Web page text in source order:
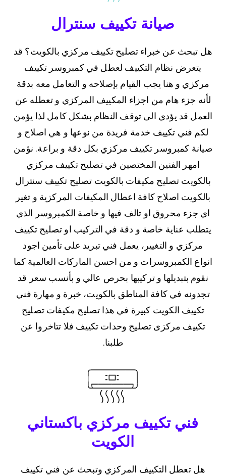
صيانة تكييف سنترال
هل تبحث عن خبراء تصليح تكييف مركزي بالكويت؟ قد
يتعرض نظام التكييف لعطل في كمبروسر تكييف
مركزي و هنا يجب القيام بإصلاحه و التعامل معه بدقة
لأنه جزء هام من اجزاء المكييف المركزي و تعطله عن
العمل قد يؤدي الى توقف النظام بشكل كامل لذا يؤمن
لكم فني تكييف خدمة فريدة من نوعها و هي اصلاح و
صيانة كمبروسر تكييف مركزي بكل دقة و براعة. نؤمن
امهر الفنين المختصين في تصليح تكييف مركزي
بالكويت تصليح مكيفات بالكويت تصليح تكييف سنترال
بالكويت اصلاح كافة اعطال المكيفات المركزية و تغير
اي جزء محروق او تالف فيها و خاصة الكمبروسر الذي
يتطلب عناية خاصة و دقة في التركيب او تصليح تكييف
مركزي و التغيير، يعمل فني تبريد على تأمين اجود
انواع الكمبروسرات و من احسن الماركات العالمية كما
نقوم بتبديلها و تركيبها بحرص عالي و بأنسب سعر قد
تجدونه في كافة المناطق بالكويت، خبرة و مهارة فني
تكييف الكويت كبيرة في هذا تصليح مكيفات تصليح
تكييف مركزى تصليح وحدات تكييف فلا تتاخروا عن
طلبنا.
فني تكييف مركزي باكستاني
الكويت
هل تعطل التكييف المركزي وتبحث عن فني تكييف